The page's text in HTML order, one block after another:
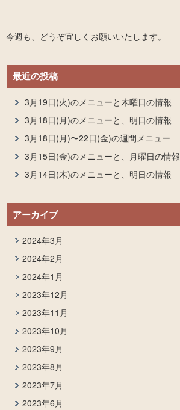
今週も、どうぞ宜しくお願いいたします。
最近の投稿
3月19日(火)のメニューと木曜日の情報
3月18日(月)のメニューと、明日の情報
3月18日(月)〜22日(金)の週間メニュー
3月15日(金)のメニューと、月曜日の情報
3月14日(木)のメニューと、明日の情報
アーカイブ
2024年3月
2024年2月
2024年1月
2023年12月
2023年11月
2023年10月
2023年9月
2023年8月
2023年7月
2023年6月